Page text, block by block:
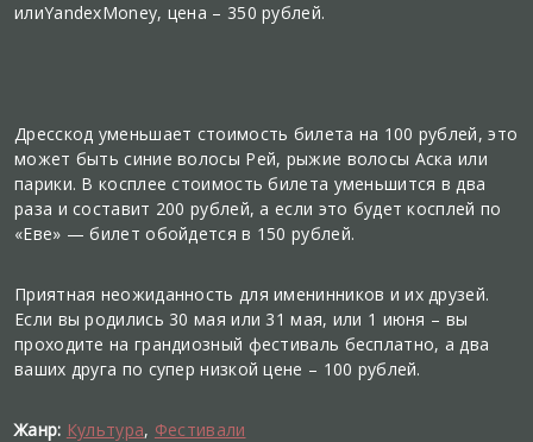
илиYandexMoney, цена – 350 рублей.
Дресскод уменьшает стоимость билета на 100 рублей, это
может быть синие волосы Рей, рыжие волосы Аска или
парики. В косплее стоимость билета уменьшится в два
раза и составит 200 рублей, а если это будет косплей по
«Еве» — билет обойдется в 150 рублей.
Приятная неожиданность для именинников и их друзей.
Если вы родились 30 мая или 31 мая, или 1 июня – вы
проходите на грандиозный фестиваль бесплатно, а два
ваших друга по супер низкой цене – 100 рублей.
Жанр: Культура, Фестивали